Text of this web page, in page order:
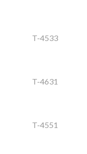
T-4533
T-4631
T-4551